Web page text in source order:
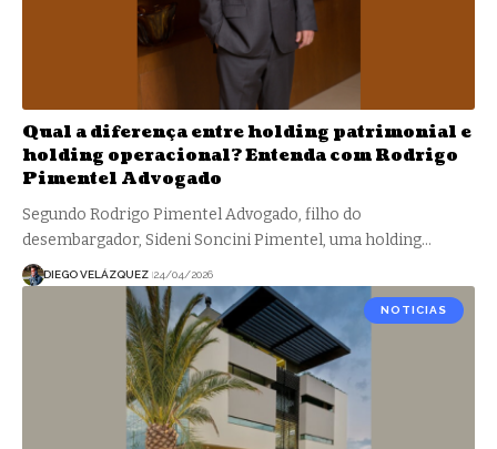
Qual a diferença entre holding patrimonial e
holding operacional? Entenda com Rodrigo
Pimentel Advogado
Segundo Rodrigo Pimentel Advogado, filho do
desembargador, Sideni Soncini Pimentel, uma holding…
DIEGO VELÁZQUEZ 24/04/2026
NOTICIAS